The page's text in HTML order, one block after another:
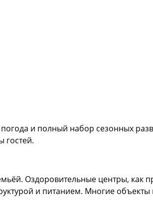
и полный набор сезонных
гостей.
Оздоровительные центры, как
и питанием. Многие